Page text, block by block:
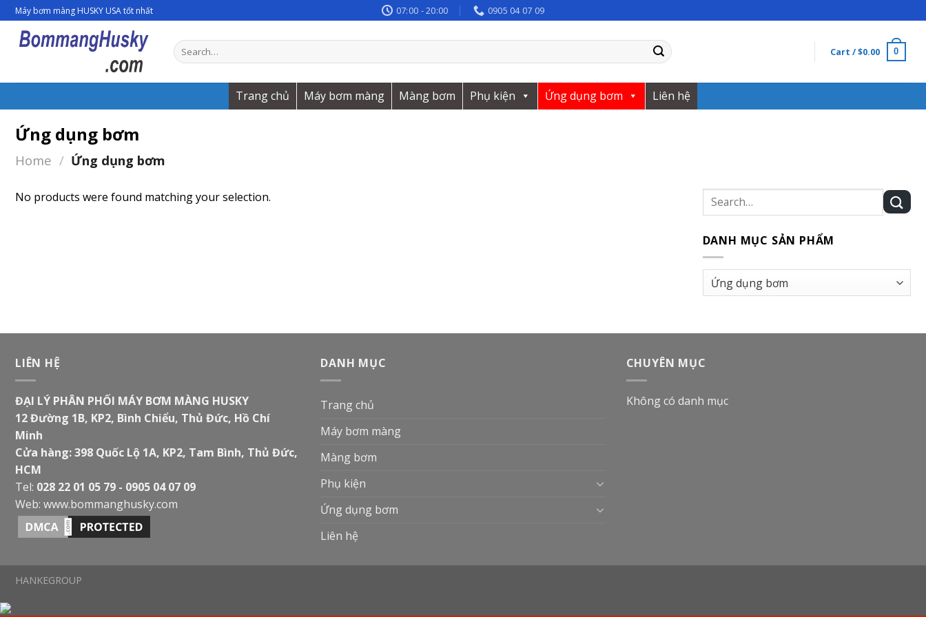
Skip
to
content
Máy bơm màng HUSKY USA tốt nhất 07:00 - 20:00 0905 04 07 09
Search
for:
Cart /$0.00 0
Trang chủ Máy bơm màng Màng bơm Phụ kiện Ứng dụng bơm Liên hệ
Ứng dụng bơm
Home / Ứng dụng bơm
No products were found matching your selection.
Search
for:
DANH MỤC SẢN PHẨM
LIÊN HỆ
ĐẠI LÝ PHÂN PHỐI MÁY BƠM MÀNG HUSKY
12 Đường 1B, KP2, Bình Chiểu, Thủ Đức, Hồ Chí
Minh
Cửa hàng: 398 Quốc Lộ 1A, KP2, Tam Bình, Thủ Đức,
HCM
Tel: 028 22 01 05 79 - 0905 04 07 09
Web: www.bommanghusky.com
DANH MỤC
Trang chủ
Máy bơm màng
Màng bơm
Phụ kiện
Ứng dụng bơm
Liên hệ
CHUYÊN MỤC
Không có danh mục
HANKEGROUP